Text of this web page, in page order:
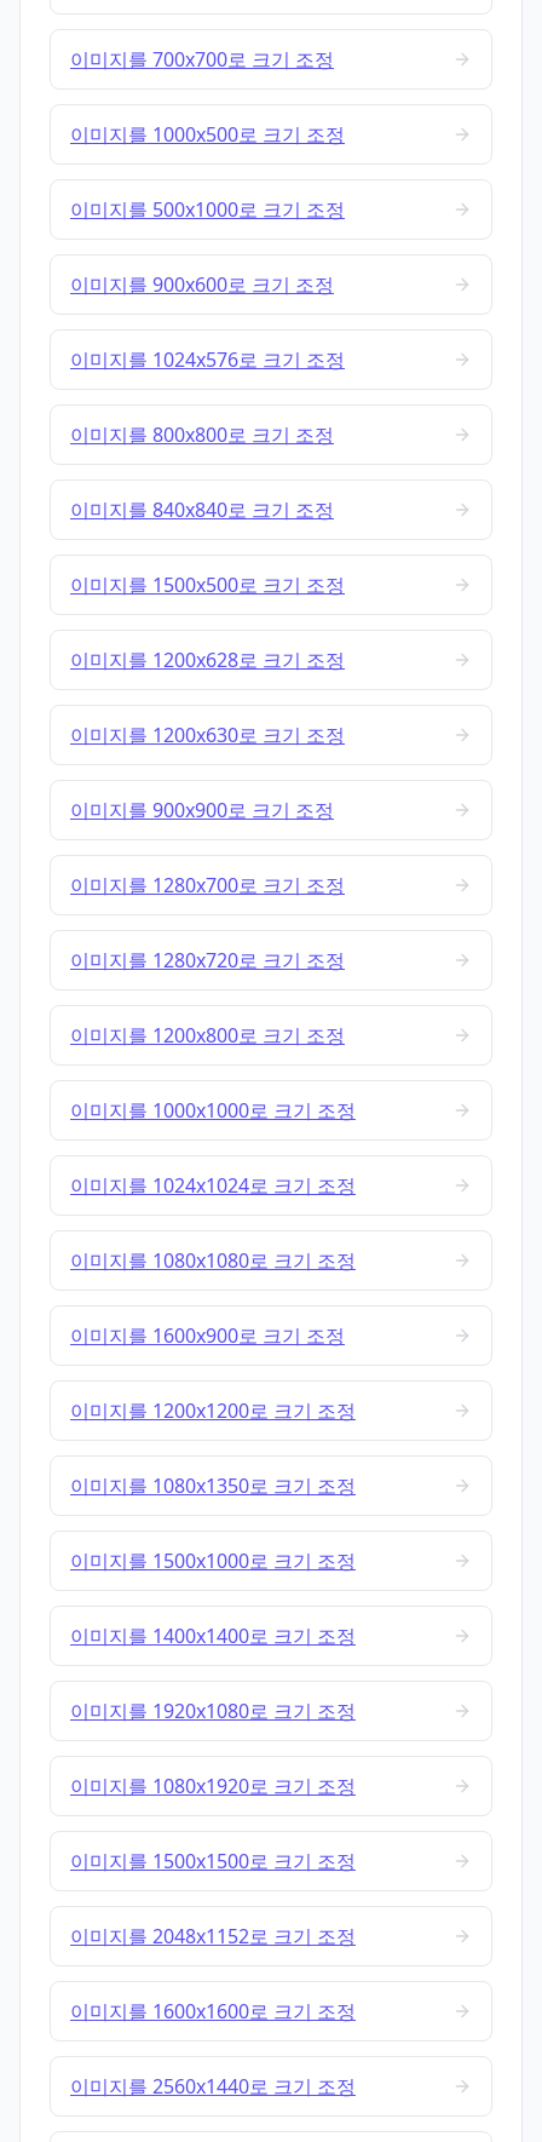
이미지를 700x700로 크기 조정
이미지를 1000x500로 크기 조정
이미지를 500x1000로 크기 조정
이미지를 900x600로 크기 조정
이미지를 1024x576로 크기 조정
이미지를 800x800로 크기 조정
이미지를 840x840로 크기 조정
이미지를 1500x500로 크기 조정
이미지를 1200x628로 크기 조정
이미지를 1200x630로 크기 조정
이미지를 900x900로 크기 조정
이미지를 1280x700로 크기 조정
이미지를 1280x720로 크기 조정
이미지를 1200x800로 크기 조정
이미지를 1000x1000로 크기 조정
이미지를 1024x1024로 크기 조정
이미지를 1080x1080로 크기 조정
이미지를 1600x900로 크기 조정
이미지를 1200x1200로 크기 조정
이미지를 1080x1350로 크기 조정
이미지를 1500x1000로 크기 조정
이미지를 1400x1400로 크기 조정
이미지를 1920x1080로 크기 조정
이미지를 1080x1920로 크기 조정
이미지를 1500x1500로 크기 조정
이미지를 2048x1152로 크기 조정
이미지를 1600x1600로 크기 조정
이미지를 2560x1440로 크기 조정